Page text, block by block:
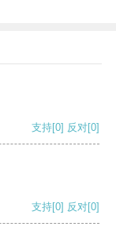
支持[0] 反对[0]
支持[0] 反对[0]